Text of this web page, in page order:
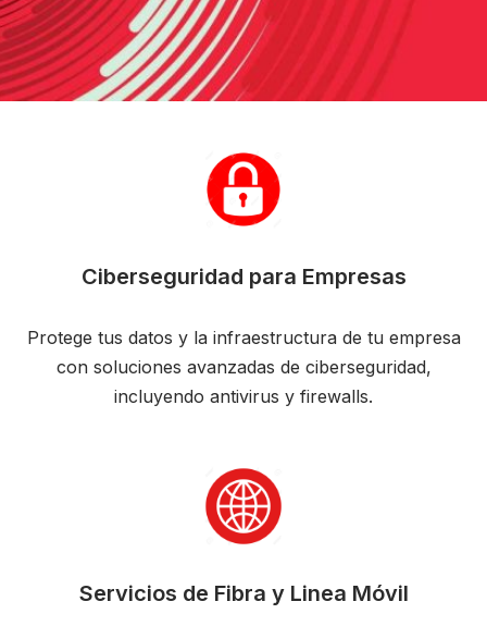
Ciberseguridad para Empresas
Protege tus datos y la infraestructura de tu empresa
con soluciones avanzadas de ciberseguridad,
incluyendo antivirus y firewalls.
Servicios de Fibra y Linea Móvil